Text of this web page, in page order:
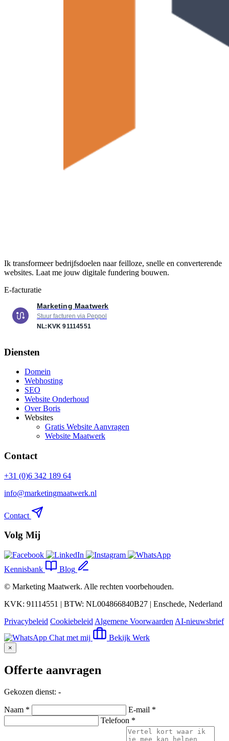
Ik transformeer bedrijfsdoelen naar feilloze, snelle en converterende
websites. Laat me jouw digitale fundering bouwen.
E-facturatie
Marketing Maatwerk
Stuur facturen via Peppol
NL:KVK 91114551
Diensten
Domein
Webhosting
SEO
Website Onderhoud
Over Boris
Websites
Gratis Website Aanvragen
Website Maatwerk
Contact
+31 (0)6 342 189 64
info@marketingmaatwerk.nl
Contact
Volg Mij
Kennisbank
Blog
© Marketing Maatwerk. Alle rechten voorbehouden.
KVK: 91114551 | BTW: NL004866840B27 | Enschede, Nederland
Privacybeleid Cookiebeleid Algemene Voorwaarden AI-nieuwsbrief
Chat met mij
Bekijk Werk
×
Offerte aanvragen
Gekozen dienst: -
Naam *
E-mail *
Telefoon *